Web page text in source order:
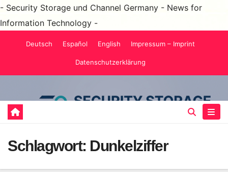
- Security Storage und Channel Germany - News for
Information Technology -
Deutsch Español English Impressum – Imprint
Datenschutzerklärung
Schlagwort: Dunkelziffer